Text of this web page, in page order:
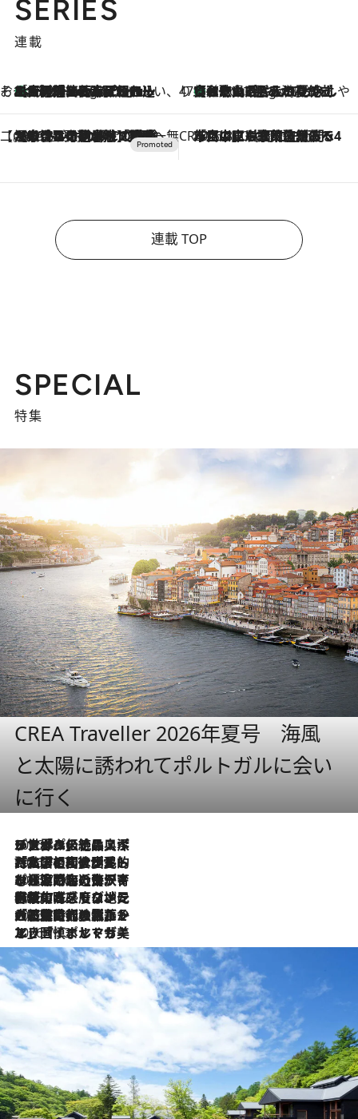
SERIES
連載
そおだよおこの関西おいしい、おやつ紀行4 Hours Ago
［大阪府箕面市］一皿一皿目の前で仕上げられる、料理を巧みに組み込んだアシェットデセールコース「ミチル アシェット デセール（Michiru assiette dessert）」 47都道府県の手みやげ ひんやりスイーツで夏を満喫
4 Hours Ago
【和歌山県】この夏絶対食べたい 冷やしておいしいおやつ3選 みかんがごろっと丸ごと入ったジュレ
【CREA×星野リゾート】唯一無二。癒しと発見が待つ場所へ
2026.8.7
【トンボの足水浴】ヒノキの香りに包まれて涼感マックス！約13℃の湧水かけ流しを避暑地「星野温泉 トンボの湯」で体験 CREA'S CHOICE
2026.8.7
「立川にも歌舞伎があるんだよ」 片岡仁左衛門・市川中車ら豪華座組みで4年目の立川立飛歌舞伎へ
連載 TOP
SPECIAL
特集
CREA Traveller 2026年夏号 海風
と太陽に誘われてポルトガルに会い
に行く
2026.8.8
リスボンの絶品スイーツ「パステル・デ・ナタ」とは？ポルトガル伝統の奥深い世界へ
2026.7.27
「私の祖国はポルトガル語です」国民的詩人フェルナンド・ペソアと、彼が愛した文学の街を歩く
2026.7.26
ポルトガル近海が育む極上の海の幸。キリリと冷えた白ワインと愉しむ、シーフード専門店の贅沢
2026.7.22
伝統の味をモダンに昇華。高感度な地元客が集う、リスボンの最旬ガストロノミー
2026.7.21
大航海時代の栄華から、震災、独裁、そして革命へ。ポルトガル・首都リスボンの石畳に刻まれた「歴史の光と影」
2026.7.13
エッセイ・ヤマザキマリ「慎ましくも美しき国 ポルトガル」